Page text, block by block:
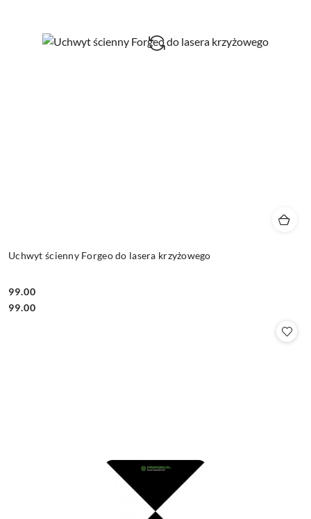
Uchwyt ścienny Forgeo do lasera krzyżowego
Cena:
99.00
Cena:
99.00